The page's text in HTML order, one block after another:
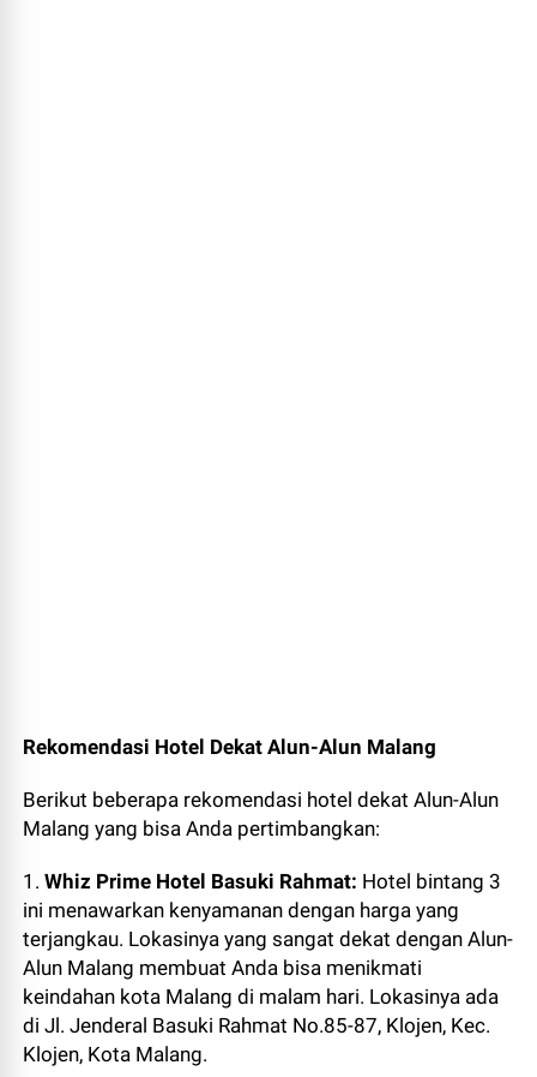
Rekomendasi Hotel Dekat Alun-Alun Malang
Berikut beberapa rekomendasi hotel dekat Alun-Alun
Malang yang bisa Anda pertimbangkan:
1.Whiz Prime Hotel Basuki Rahmat: Hotel bintang 3
ini menawarkan kenyamanan dengan harga yang
terjangkau. Lokasinya yang sangat dekat dengan Alun-
Alun Malang membuat Anda bisa menikmati
keindahan kota Malang di malam hari. Lokasinya ada
diJl. Jenderal Basuki Rahmat No.85-87, Klojen, Kec.
Klojen, Kota Malang.